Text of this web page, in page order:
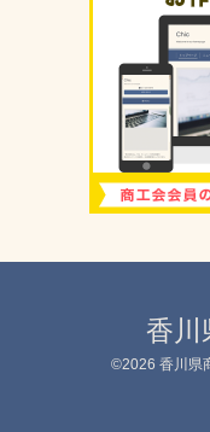
香川
©2026 香川県